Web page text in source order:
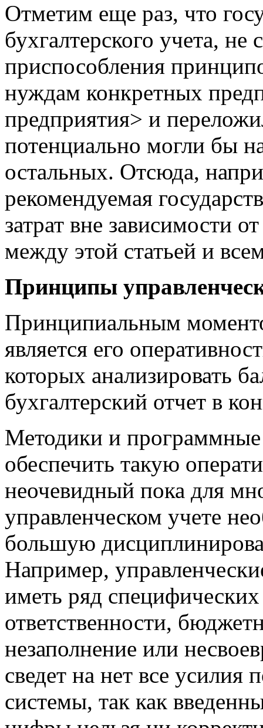
Отметим еще раз, что
бухгалтерского учета,
приспособления
нуждам конкретных
предприятия> и
потенциально могли бы
остальных. Отсюда,
рекомендуемая
затрат вне зависимости
между этой статьей и
Принципы
Принципиальным
является его
которых анализировать
бухгалтерский отчет в
Методики и программные
обеспечить такую
неочевидный пока для
управленческом учете
большую
Например,
иметь ряд
ответственности,
незаполнение или
сведет на нет все
системы, так как